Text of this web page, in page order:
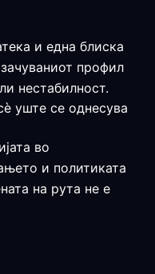
и една блиска
профил
нестабилност.
уште се однесува
во
и политиката
на рута не е